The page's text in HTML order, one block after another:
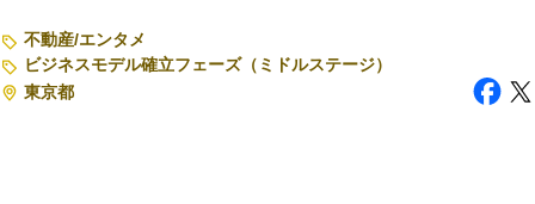
大学発スタートアップ
導入事例
不動産/エンタメ
ビジネスモデル確立フェーズ（ミドルステージ）
東京都